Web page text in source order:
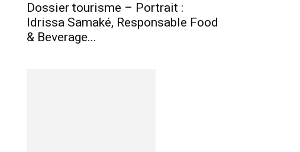
Dossier tourisme – Portrait :
Idrissa Samaké, Responsable Food
& Beverage...